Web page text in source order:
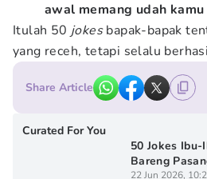
awal memang udah
Itulah 50 jokesbapak-bapak
yang receh, tetapi selalu
Share Article
Curated For You
50 Jokes
Bareng
22 Jun 2026,